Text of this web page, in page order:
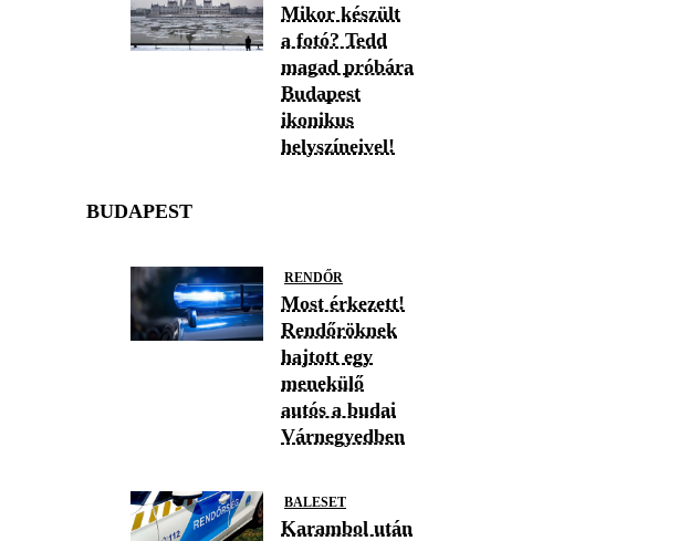
Mikor készült
a fotó? Tedd
magad próbára
Budapest
ikonikus
helyszíneivel!
BUDAPEST
RENDŐR
Most érkezett!
Rendőröknek
hajtott egy
menekülő
autós a budai
Várnegyedben
BALESET
Karambol után